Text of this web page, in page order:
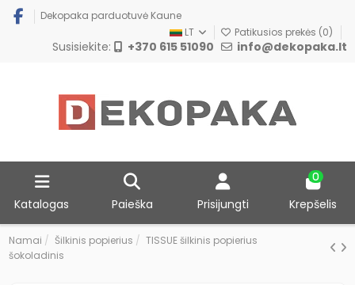
Dekopaka parduotuvė Kaune
LT
Patikusios prekės (0)
Susisiekite: +370 615 51090 info@dekopaka.lt
Katalogas Paieška Prisijungti
0
Krepšelis
Namai Šilkinis popierius
TISSUE šilkinis popierius
šokoladinis